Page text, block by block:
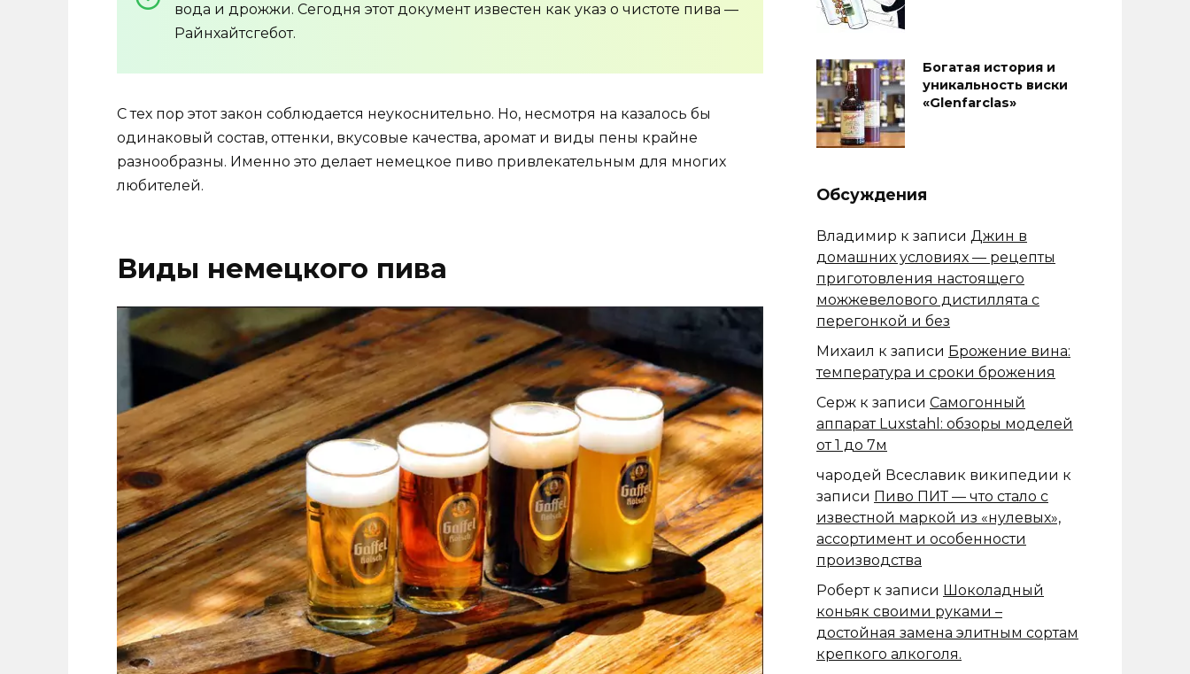
вода и дрожжи. Сегодня этот документ известен как указ о чистоте пива —
Райнхайтсгебот.
С тех пор этот закон соблюдается неукоснительно. Но, несмотря на казалось бы
одинаковый состав, оттенки, вкусовые качества, аромат и виды пены крайне
разнообразны. Именно это делает немецкое пиво привлекательным для многих
любителей.
Виды немецкого пива
Богатая история и
уникальность виски
«Glenfarclas»
Обсуждения
Владимир к записи Джин в
домашних условиях — рецепты
приготовления настоящего
можжевелового дистиллята с
перегонкой и без
Михаил к записи Брожение вина:
температура и сроки брожения
Серж к записи Самогонный
аппарат Luxstahl: обзоры моделей
от 1 до 7м
чародей Всеславик википедии к
записи Пиво ПИТ — что стало с
известной маркой из «нулевых»,
ассортимент и особенности
производства
Робертк записи Шоколадный
коньяк своими руками –
достойная замена элитным сортам
крепкого алкоголя.